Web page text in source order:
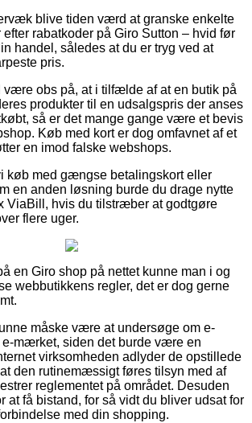
blive tiden værd at granske enkelte
rabatkoder på Giro Sutton – hvid før
handel, således at du er tryg ved at
pris.
være obs på, at i tilfælde af at en butik på
produkter til en udsalgspris der anses
så er det mange gange være et bevis
Køb med kort er dog omfavnet af et
en imod falske webshops.
køb med gængse betalingskort eller
en anden løsning burde du drage nytte
ViaBill, hvis du tilstræber at godtgøre
flere uger.
en Giro shop på nettet kunne man i og
webbutikkens regler, det er dog gerne
måske være at undersøge om e-
e-mærket, siden det burde være en
virksomheden adlyder de opstillede
den rutinemæssigt føres tilsyn med af
reglementet på området. Desuden
at få bistand, for så vidt du bliver udsat for
med din shopping.